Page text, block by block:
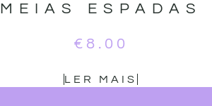
MEIAS ESPADAS
€ 8.00
LER MAIS